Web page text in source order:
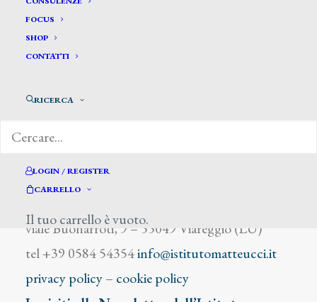
FOCUS
SHOP
CONTATTI
RICERCA
LOGIN / REGISTER
CARRELLO
Il tuo carrello è vuoto.
De Ranieri Aristide
viale Buonarroti, 9 – 55049 Viareggio (LU)
tel +39 0584 54354info@istitutomatteucci.it
privacy policy– cookie policy